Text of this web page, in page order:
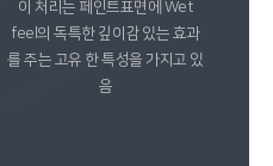
이 처리는 페인트표면에 Wet
feel의 독특한 깊이감 있는 효과
를 주는 고유 한 특성을 가지고 있
음